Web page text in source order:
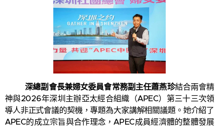
深總副會長兼婦女委員會常務副主任蕭燕珍結合兩會精
神與2026年深圳主辦亞太經合組織（APEC）第三十三次領
導人非正式會議的契機，專題為大家講解相關議題。她介紹了
APEC的成立宗旨與合作理念，APEC成員經濟體的整體發展